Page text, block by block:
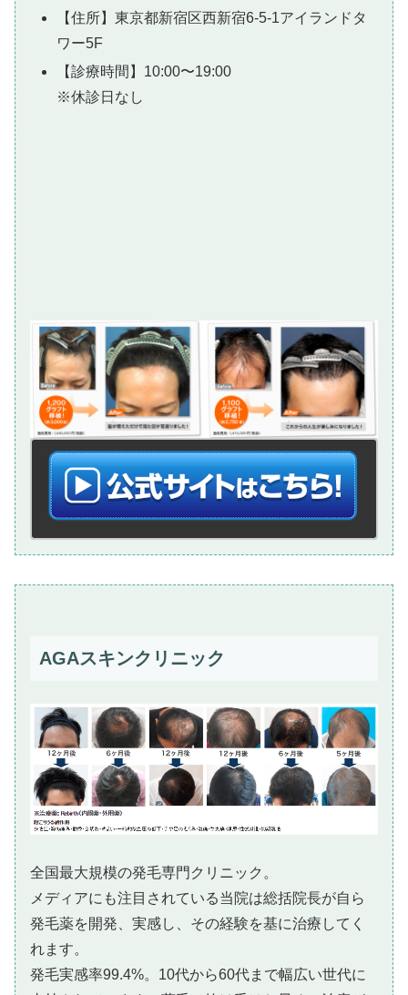
【住所】東京都新宿区西新宿6-5-1アイランドタ
ワー5F
【診療時間】10:00〜19:00
※休診日なし
AGAスキンクリニック
全国最大規模の発毛専門クリニック。
メディアにも注目されている当院は総括院長が自ら
発毛薬を開発、実感し、その経験を基に治療してく
れます。
発毛実感率99.4%。10代から60代まで幅広い世代に